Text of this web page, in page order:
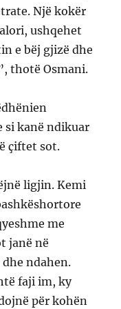
Një kokër
ushqehet
e bëj gjizë dhe
thotë Osmani.
si kanë ndikuar
çiftet sot.
ligjin. Kemi
me
janë në
ndahen.
faji im, ky
për kohën